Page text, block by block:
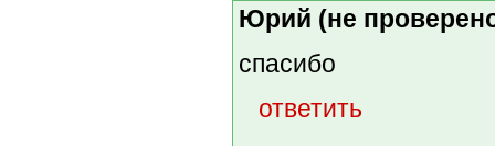
Юрий (не
спасибо
ответить